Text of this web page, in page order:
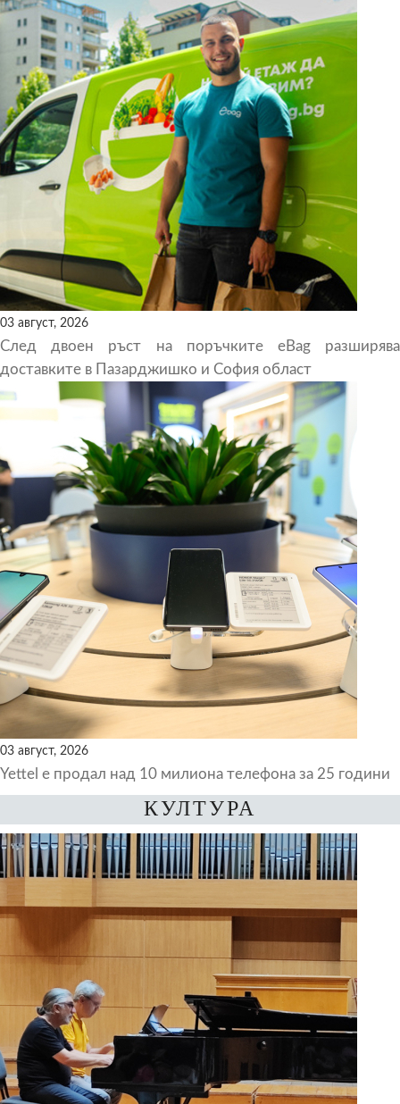
03 август, 2026
След двоен ръст на поръчките eBag разширява
доставките в Пазарджишко и София област
03 август, 2026
Yettel е продал над 10 милиона телефона за 25 години
КУЛТУРА